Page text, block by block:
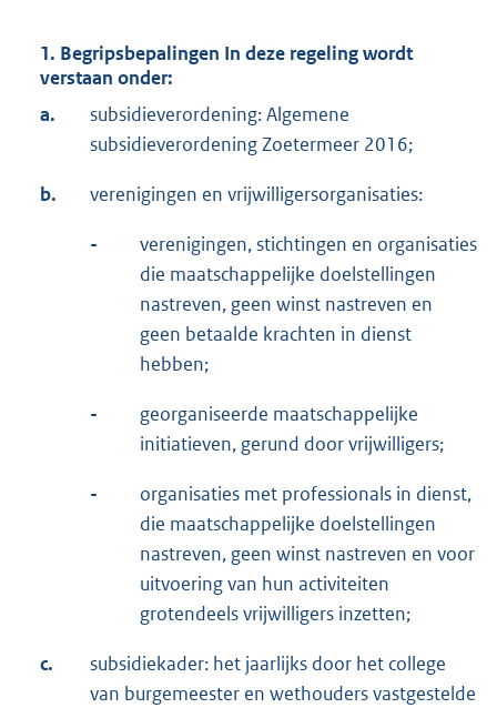
1. Begripsbepalingen In deze regeling wordt
verstaan onder:
a.
subsidieverordening: Algemene
subsidieverordening Zoetermeer 2016;
b. verenigingen en vrijwilligersorganisaties:
-
verenigingen, stichtingen en organisaties
die maatschappelijke doelstellingen
nastreven, geen winst nastreven en
geen betaalde krachten in dienst
hebben;
-
georganiseerde maatschappelijke
initiatieven, gerund door vrijwilligers;
-
organisaties met professionals in dienst,
die maatschappelijke doelstellingen
nastreven, geen winst nastreven en voor
uitvoering van hun activiteiten
grotendeels vrijwilligers inzetten;
c.
subsidiekader: het jaarlijks door het college
van burgemeester en wethouders vastgestelde